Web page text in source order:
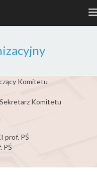
Komitetu
Komitetu
prof. PŚ
PŚ